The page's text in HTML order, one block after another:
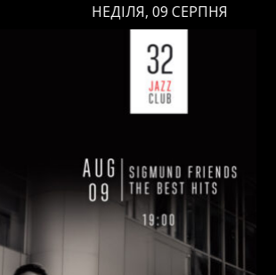
НЕДІЛЯ, 09 СЕРПНЯ
НЕДІЛЯ, 09 СЕРПНЯ